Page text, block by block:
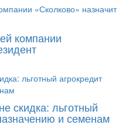
компании
скидка: льготный